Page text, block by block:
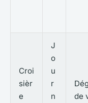
Croi
sièr
e
J
o
u
r
n
de